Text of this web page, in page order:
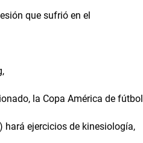
que sufrió en el
la Copa América de fútbol
hará ejercicios de kinesiología,